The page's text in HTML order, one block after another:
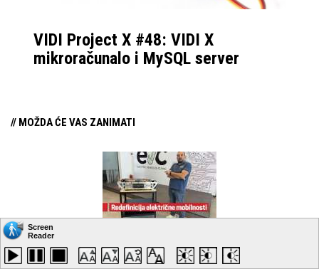
VIDI Project X #48: VIDI X
mikroračunalo i MySQL server
// MOŽDA ĆE VAS ZANIMATI
Redefinicija električne mobilnosti